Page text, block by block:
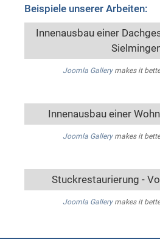
Beispiele unserer Arbeiten:
Innenausbau einer
Joomla Gallerymakes it
Innenausbau einer
Joomla Gallerymakes it
Stuckrestaurierung -
Joomla Gallerymakes it